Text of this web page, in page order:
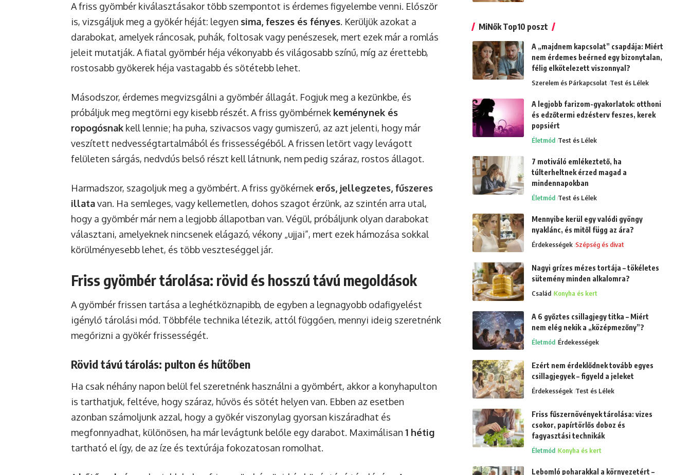
A friss gyömbér kiválasztásakor több szempontot is érdemes figyelembe venni. Először
is, vizsgáljuk meg a gyökér héját: legyen sima, feszes és fényes. Kerüljük azokat a
darabokat, amelyek ráncosak, puhák, foltosak vagy penészesek, mert ezek már a romlás
jeleit mutatják. A fiatal gyömbér héja vékonyabb és világosabb színű, míg az érettebb,
rostosabb gyökerek héja vastagabb és sötétebb lehet.
Másodszor, érdemes megvizsgálni a gyömbér állagát. Fogjuk meg a kezünkbe, és
próbáljuk meg megtörni egy kisebb részét. A friss gyömbérnek keménynek és
ropogósnak kell lennie; ha puha, szivacsos vagy gumiszerű, az azt jelenti, hogy már
veszített nedvességtartalmából és frissességéből. A frissen letört vagy levágott
felületen sárgás, nedvdús belső részt kell látnunk, nem pedig száraz, rostos állagot.
Harmadszor, szagoljuk meg a gyömbért. A friss gyökérnek erős, jellegzetes, fűszeres
illatavan. Ha semleges, vagy kellemetlen, dohos szagot érzünk, az szintén arra utal,
hogy a gyömbér már nem a legjobb állapotban van. Végül, próbáljunk olyan darabokat
választani, amelyeknek nincsenek elágazó, vékony „ujjai”, mert ezek hámozása sokkal
körülményesebb lehet, és több veszteséggel jár.
Friss gyömbér tárolása: rövid és hosszú távú megoldások
A gyömbér frissen tartása a leghétköznapibb, de egyben a legnagyobb odafigyelést
igénylő tárolási mód. Többféle technika létezik, attól függően, mennyi ideig szeretnénk
megőrizni a gyökér frissességét.
Rövid távú tárolás: pulton és hűtőben
Ha csak néhány napon belül fel szeretnénk használni a gyömbért, akkor a konyhapulton
is tarthatjuk, feltéve, hogy száraz, hűvös és sötét helyen van. Ebben az esetben
azonban számoljunk azzal, hogy a gyökér viszonylag gyorsan kiszáradhat és
megfonnyadhat, különösen, ha már levágtunk belőle egy darabot. Maximálisan 1 hétig
tartható el így, de az íze és textúrája fokozatosan romolhat.
MiNők Top10 poszt
A „majdnem kapcsolat” csapdája: Miért
nem érdemes beérned egy bizonytalan,
félig elkötelezett viszonnyal?
Szerelem és Párkapcsolat Test és Lélek
A legjobb farizom-gyakorlatok: otthoni
és edzőtermi edzésterv feszes, kerek
popsiért
Életmód Test és Lélek
7 motiváló emlékeztető, ha
túlterheltnek érzed magad a
mindennapokban
Életmód Test és Lélek
Mennyibe kerül egy valódi gyöngy
nyaklánc, és mitől függ az ára?
Érdekességek Szépség és divat
Nagyi grízes mézes tortája – tökéletes
sütemény minden alkalomra?
Család Konyha és kert
A 6 győztes csillagjegy titka – Miért
nem elég nekik a „középmezőny”?
Életmód Érdekességek
Ezért nem érdeklődnek tovább egyes
csillagjegyek – figyeld a jeleket
Érdekességek Test és Lélek
Friss fűszernövények tárolása: vizes
csokor, papírtörlős doboz és
fagyasztási technikák
Életmód Konyha és kert
Lebomló poharakkal a környezetért –